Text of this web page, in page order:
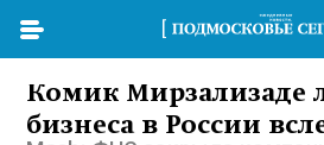
Комик Мирзализаде
бизнеса в России